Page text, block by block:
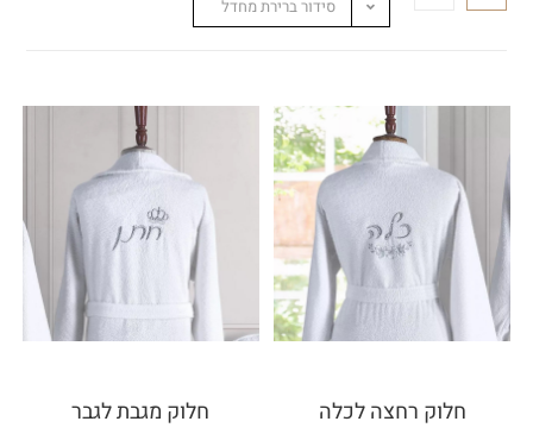
סידור ברירת מחדל
חלוק רחצה לכלה חלוק מגבת לגבר